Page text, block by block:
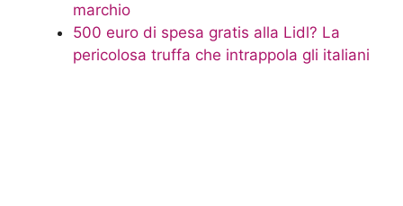
marchio
500 euro di spesa gratis alla Lidl? La
pericolosa truffa che intrappola gli italiani